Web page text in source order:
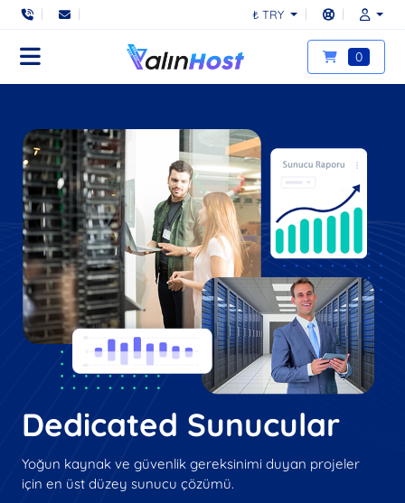
₺ TRY
0
Dedicated Sunucular
Yoğun kaynak ve güvenlik gereksinimi duyan projeler
için en üst düzey sunucu çözümü.